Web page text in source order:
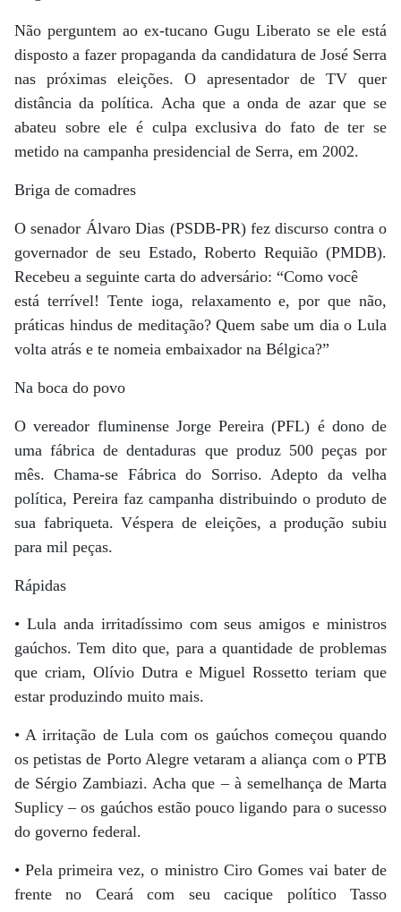
Não perguntem ao ex-tucano Gugu Liberato se ele está
disposto a fazer propaganda da candidatura de José Serra
nas próximas eleições. O apresentador de TV quer
distância da política. Acha que a onda de azar que se
abateu sobre ele é culpa exclusiva do fato de ter se
metido na campanha presidencial de Serra, em 2002.
Briga de comadres
O senador Álvaro Dias (PSDB-PR) fez discurso contra o
governador de seu Estado, Roberto Requião (PMDB).
Recebeu a seguinte carta do adversário: “Como você
está terrível! Tente ioga, relaxamento e, por que não,
práticas hindus de meditação? Quem sabe um dia o Lula
volta atrás e te nomeia embaixador na Bélgica?”
Na boca do povo
O vereador fluminense Jorge Pereira (PFL) é dono de
uma fábrica de dentaduras que produz 500 peças por
mês. Chama-se Fábrica do Sorriso. Adepto da velha
política, Pereira faz campanha distribuindo o produto de
sua fabriqueta. Véspera de eleições, a produção subiu
para mil peças.
Rápidas
• Lula anda irritadíssimo com seus amigos e ministros
gaúchos. Tem dito que, para a quantidade de problemas
que criam, Olívio Dutra e Miguel Rossetto teriam que
estar produzindo muito mais.
• A irritação de Lula com os gaúchos começou quando
os petistas de Porto Alegre vetaram a aliança com o PTB
de Sérgio Zambiazi. Acha que – à semelhança de Marta
Suplicy – os gaúchos estão pouco ligando para o sucesso
do governo federal.
• Pela primeira vez, o ministro Ciro Gomes vai bater de
frente no Ceará com seu cacique político Tasso